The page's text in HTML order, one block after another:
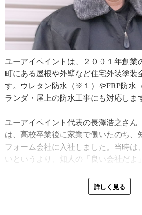
ユーアイペイントは、２００１年創業
町にある屋根や外壁など住宅外装塗装
す。ウレタン防水（※１）やFRP防水
ランダ・屋上の防水工事にも対応しま
ユーアイペイント代表の長澤浩之さん
は、高校卒業後に家業で働いたのち、
フォーム会社に入社しました。当時は
いというより、知人の「良い会社だよ
「家業がさほど忙しくなかったので、
詳しく見る